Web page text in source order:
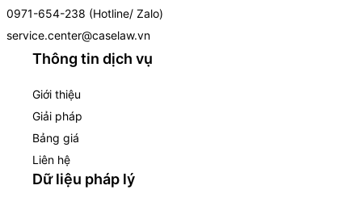
0971-654-238 (Hotline/ Zalo)
service.center@caselaw.vn
Thông tin dịch vụ
Giới thiệu
Giải pháp
Bảng giá
Liên hệ
Dữ liệu pháp lý